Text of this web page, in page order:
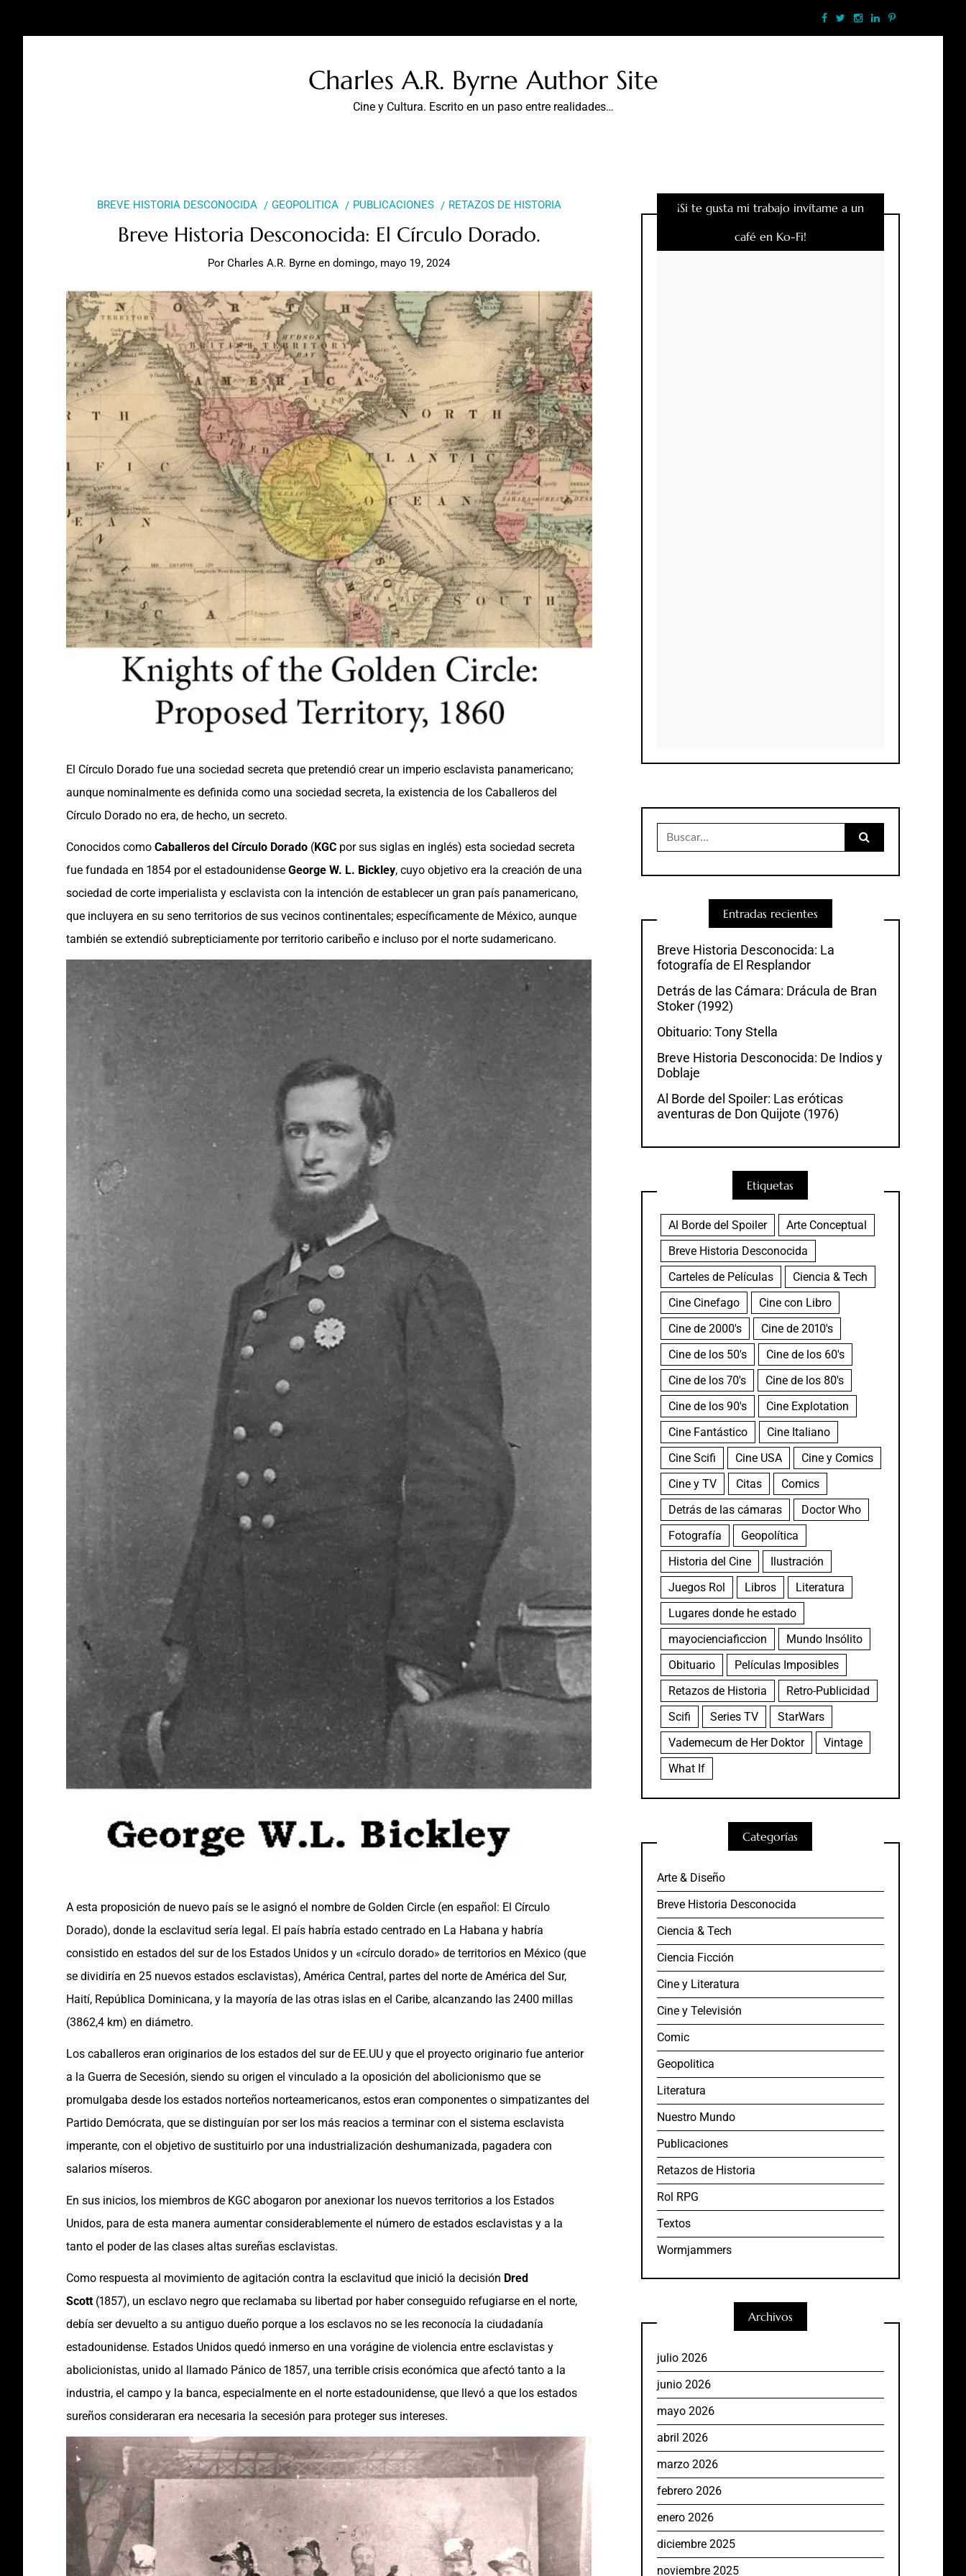
Charles A.R. Byrne Author Site
Cine y Cultura. Escrito en un paso entre realidades…
BREVE HISTORIA DESCONOCIDA GEOPOLITICA PUBLICACIONES RETAZOS DE HISTORIA
Breve Historia Desconocida: El Círculo Dorado.
PorCharles A.R. Byrne endomingo, mayo 19, 2024
El Círculo Dorado fue una sociedad secreta que pretendió crear un imperio esclavista panamericano;
aunque nominalmente es definida como una sociedad secreta, la existencia de los Caballeros del
Círculo Dorado no era, de hecho, un secreto.
Conocidos como Caballeros del Círculo Dorado (KGC por sus siglas en inglés) esta sociedad secreta
fue fundada en 1854 por el estadounidense George W. L. Bickley, cuyo objetivo era la creación de una
sociedad de corte imperialista y esclavista con la intención de establecer un gran país panamericano,
que incluyera en su seno territorios de sus vecinos continentales; específicamente de México, aunque
también se extendió subrepticiamente por territorio caribeño e incluso por el norte sudamericano.
A esta proposición de nuevo país se le asignó el nombre de Golden Circle (en español: El Círculo
Dorado), donde la esclavitud sería legal. El país habría estado centrado en La Habana y habría
consistido en estados del sur de los Estados Unidos y un «círculo dorado» de territorios en México (que
se dividiría en 25 nuevos estados esclavistas), América Central, partes del norte de América del Sur,
Haití, República Dominicana, y la mayoría de las otras islas en el Caribe, alcanzando las 2400 millas
(3862,4 km) en diámetro.
Los caballeros eran originarios de los estados del sur de EE.UU y que el proyecto originario fue anterior
a la Guerra de Secesión, siendo su origen el vinculado a la oposición del abolicionismo que se
promulgaba desde los estados norteños norteamericanos, estos eran componentes o simpatizantes del
Partido Demócrata, que se distinguían por ser los más reacios a terminar con el sistema esclavista
imperante, con el objetivo de sustituirlo por una industrialización deshumanizada, pagadera con
salarios míseros.
En sus inicios, los miembros de KGC abogaron por anexionar los nuevos territorios a los Estados
Unidos, para de esta manera aumentar considerablemente el número de estados esclavistas y a la
tanto el poder de las clases altas sureñas esclavistas.
Como respuesta al movimiento de agitación contra la esclavitud que inició la decisión Dred
Scott (1857), un esclavo negro que reclamaba su libertad por haber conseguido refugiarse en el norte,
debía ser devuelto a su antiguo dueño porque a los esclavos no se les reconocía la ciudadanía
estadounidense. Estados Unidos quedó inmerso en una vorágine de violencia entre esclavistas y
abolicionistas, unido al llamado Pánico de 1857, una terrible crisis económica que afectó tanto a la
industria, el campo y la banca, especialmente en el norte estadounidense, que llevó a que los estados
sureños consideraran era necesaria la secesión para proteger sus intereses.
¡Si te gusta mi trabajo invítame a un
café en Ko-Fi!
Buscar:
Entradas recientes
Breve Historia Desconocida: La
fotografía de El Resplandor
Detrás de las Cámara: Drácula de Bran
Stoker (1992)
Obituario: Tony Stella
Breve Historia Desconocida: De Indios y
Doblaje
Al Borde del Spoiler: Las eróticas
aventuras de Don Quijote (1976)
Etiquetas
Al Borde del Spoiler
Arte Conceptual
Breve Historia Desconocida
Carteles de Películas
Ciencia & Tech
Cine Cinefago
Cine con Libro
Cine de 2000's
Cine de 2010's
Cine de los 50's
Cine de los 60's
Cine de los 70's
Cine de los 80's
Cine de los 90's
Cine Explotation
Cine Fantástico
Cine Italiano
Cine Scifi
Cine USA
Cine y Comics
Cine y TV
Citas
Comics
Detrás de las cámaras
Doctor Who
Fotografía
Geopolítica
Historia del Cine
Ilustración
Juegos Rol
Libros
Literatura
Lugares donde he estado
mayocienciaficcion
Mundo Insólito
Obituario
Películas Imposibles
Retazos de Historia
Retro-Publicidad
Scifi
Series TV
StarWars
Vademecum de Her Doktor
Vintage
What If
Categorías
Arte & Diseño
Breve Historia Desconocida
Ciencia & Tech
Ciencia Ficción
Cine y Literatura
Cine y Televisión
Comic
Geopolitica
Literatura
Nuestro Mundo
Publicaciones
Retazos de Historia
Rol RPG
Textos
Wormjammers
Archivos
julio 2026
junio 2026
mayo 2026
abril 2026
marzo 2026
febrero 2026
enero 2026
diciembre 2025
noviembre 2025